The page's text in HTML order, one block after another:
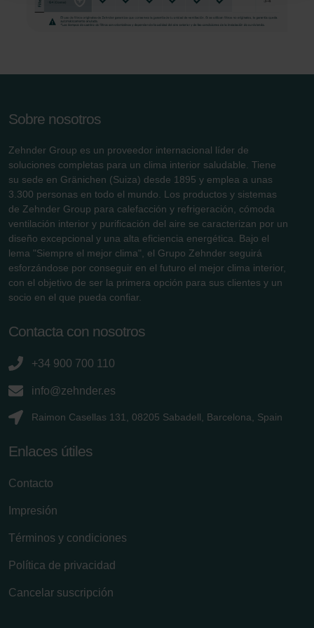
Zehnder Group Nederland bv: Privacyverklaringen
Zehnder Group Sales International: Privacy Policy
Sobre nosotros
Zehnder Group es un proveedor internacional líder de
soluciones completas para un clima interior saludable. Tiene
su sede en Gränichen (Suiza) desde 1895 y emplea a unas
3.300 personas en todo el mundo. Los productos y sistemas
de Zehnder Group para calefacción y refrigeración, cómoda
ventilación interior y purificación del aire se caracterizan por un
diseño excepcional y una alta eficiencia energética. Bajo el
lema "Siempre el mejor clima", el Grupo Zehnder seguirá
esforzándose por conseguir en el futuro el mejor clima interior,
con el objetivo de ser la primera opción para sus clientes y un
socio en el que pueda confiar.
Contacta con nosotros
+34 900 700 110
info@zehnder.es
Raimon Casellas 131, 08205 Sabadell, Barcelona, Spain
Enlaces útiles
Contacto
Impresión
Términos y condiciones
Política de privacidad
Cancelar suscripción